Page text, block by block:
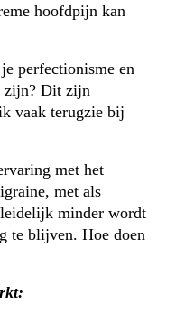
hoofdpijn kan
perfectionisme en
zijn? Dit zijn
vaak terugzie bij
met het
met als
minder wordt
te blijven. Hoe doen